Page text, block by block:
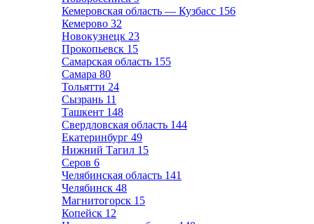
Кемеровская область — Кузбасс 156
Кемерово 32
Новокузнецк 23
Прокопьевск 15
Самарская область 155
Самара 80
Тольятти 24
Сызрань 11
Ташкент 148
Свердловская область 144
Екатеринбург 49
Нижний Тагил 15
Серов 6
Челябинская область 141
Челябинск 48
Магнитогорск 15
Копейск 12